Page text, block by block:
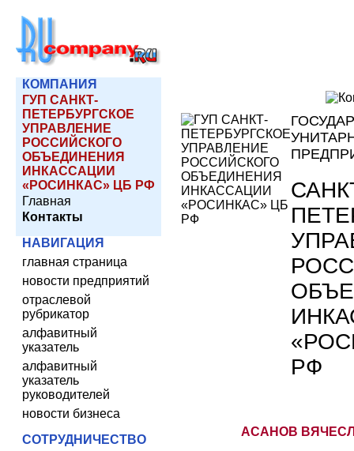
КОМПАНИЯ
ГУП САНКТ-
ПЕТЕРБУРГСКОЕ
УПРАВЛЕНИЕ
РОССИЙСКОГО
ОБЪЕДИНЕНИЯ
ИНКАССАЦИИ
«РОСИНКАС» ЦБ РФ
Главная
Контакты
НАВИГАЦИЯ
главная страница
новости предприятий
отраслевой
рубрикатор
алфавитный
указатель
алфавитный
указатель
руководителей
новости бизнеса
СОТРУДНИЧЕСТВО
РФ
АСАНОВ